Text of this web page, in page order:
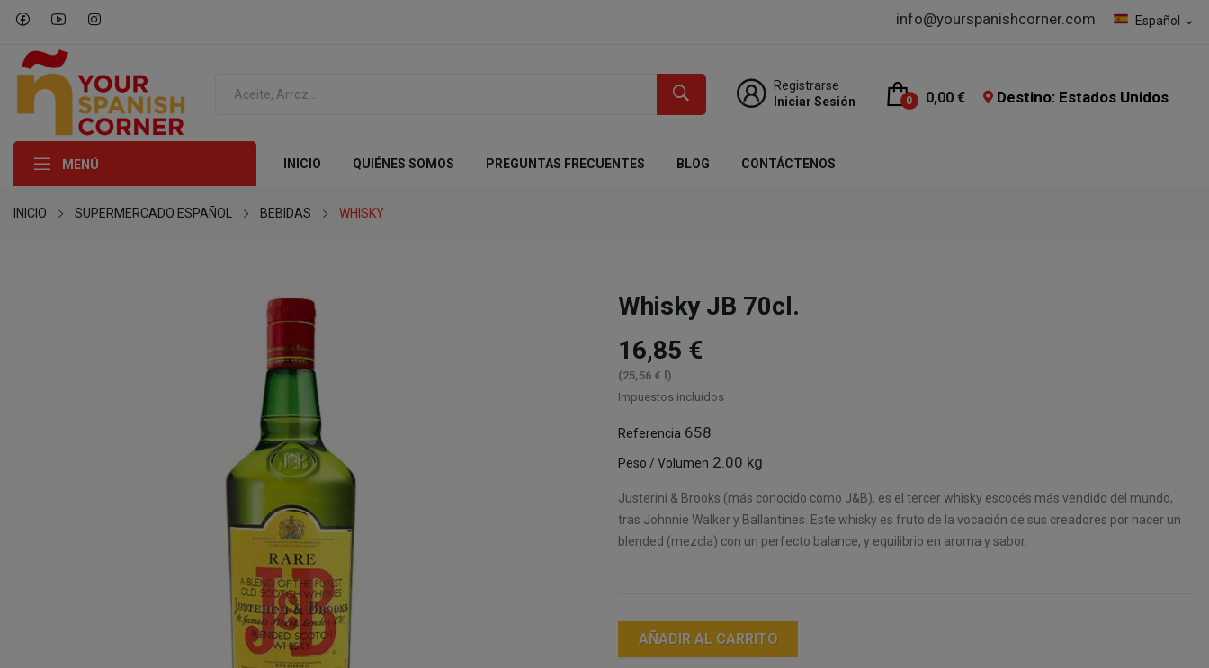
Español expand_more
info@yourspanishcorner.com
Registrarse
Iniciar Sesión
0 0,00 € Destino: Estados Unidos
MENÚ INICIO QUIÉNES SOMOS PREGUNTAS FRECUENTES BLOG CONTÁCTENOS
INICIO SUPERMERCADO ESPAÑOL BEBIDAS WHISKY
Whisky JB 70cl.
16,85 €
(25,56 € l)
Impuestos incluidos
Referencia 658
Peso / Volumen 2.00 kg
Justerini & Brooks (más conocido como J&B), es el tercer whisky escocés más vendido del mundo,
tras Johnnie Walker y Ballantines. Este whisky es fruto de la vocación de sus creadores por hacer un
blended (mezcla) con un perfecto balance, y equilibrio en aroma y sabor.
AÑADIR AL CARRITO